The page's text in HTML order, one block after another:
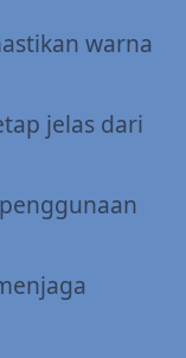
warna
jelas dari